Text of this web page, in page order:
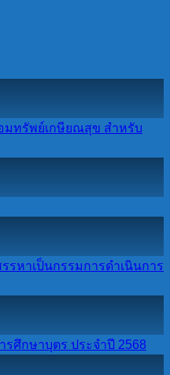
มทรัพย์เกษียณสุข สำหรับ
รหาเป็นกรรมการดำเนินการ
ศึกษาบุตร ประจำปี 2568